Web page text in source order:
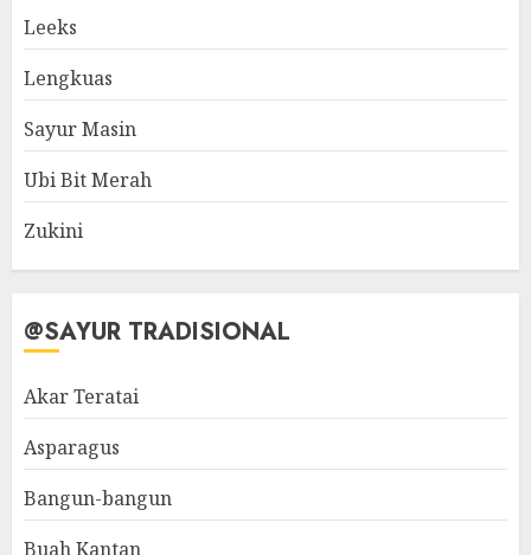
Leeks
Lengkuas
Sayur Masin
Ubi Bit Merah
Zukini
@SAYUR TRADISIONAL
Akar Teratai
Asparagus
Bangun-bangun
Buah Kantan